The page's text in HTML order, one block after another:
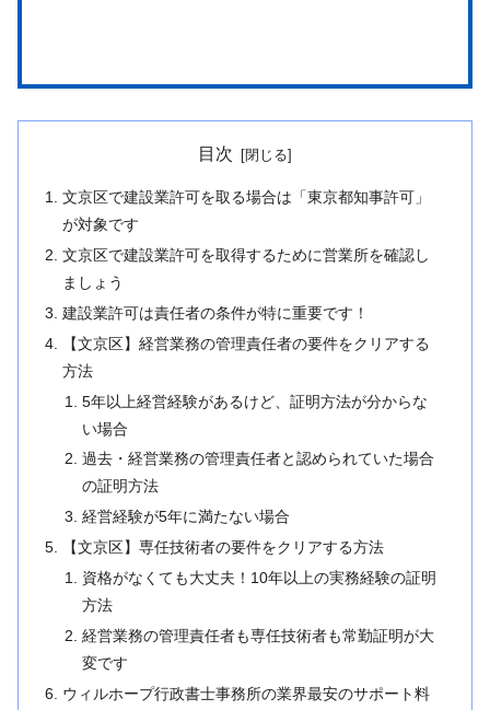
目次
文京区で建設業許可を取る場合は「東京都知事許可」
が対象です
文京区で建設業許可を取得するために営業所を確認し
ましょう
建設業許可は責任者の条件が特に重要です！
【文京区】経営業務の管理責任者の要件をクリアする
方法
5年以上経営経験があるけど、証明方法が分からな
い場合
過去・経営業務の管理責任者と認められていた場合
の証明方法
経営経験が5年に満たない場合
【文京区】専任技術者の要件をクリアする方法
資格がなくても大丈夫！10年以上の実務経験の証明
方法
経営業務の管理責任者も専任技術者も常勤証明が大
変です
ウィルホープ行政書士事務所の業界最安のサポート料